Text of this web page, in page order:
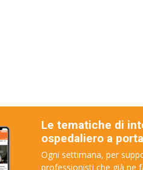
Le tematiche di
ospedaliero a
Ogni settimana, per
professionisti che già ne